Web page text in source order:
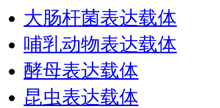
大肠杆菌表达载体
哺乳动物表达载体
酵母表达载体
昆虫表达载体